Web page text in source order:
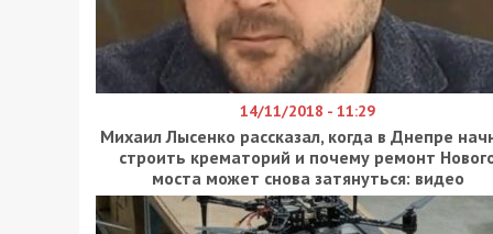
14/11/2018 - 11:29
Михаил Лысенко рассказал, когда в Днепре
строить крематорий и почему ремонт
моста может снова затянуться: видео